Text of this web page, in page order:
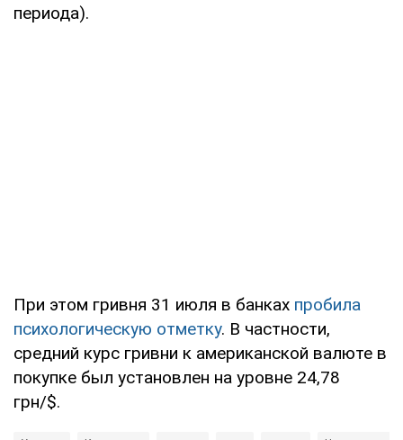
периода).
При этом гривня 31 июля в банках пробила
психологическую отметку. В частности,
средний курс гривни к американской валюте в
покупке был установлен на уровне 24,78
грн/$.